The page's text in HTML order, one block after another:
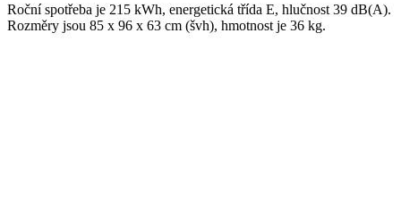
Roční spotřeba je 215 kWh, energetická třída E, hlučnost 39 dB(A).
Rozměry jsou 85 x 96 x 63 cm (švh), hmotnost je 36 kg.